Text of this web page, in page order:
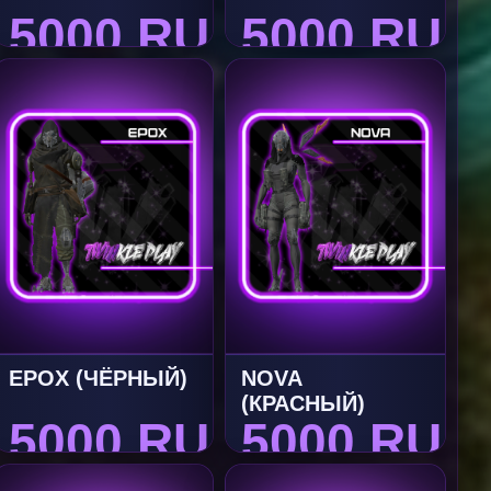
5000 RUB5000 RUB
EPOX (ЧЁРНЫЙ)
5000 RUB
NOVA
(КРАСНЫЙ)
5000 RUB